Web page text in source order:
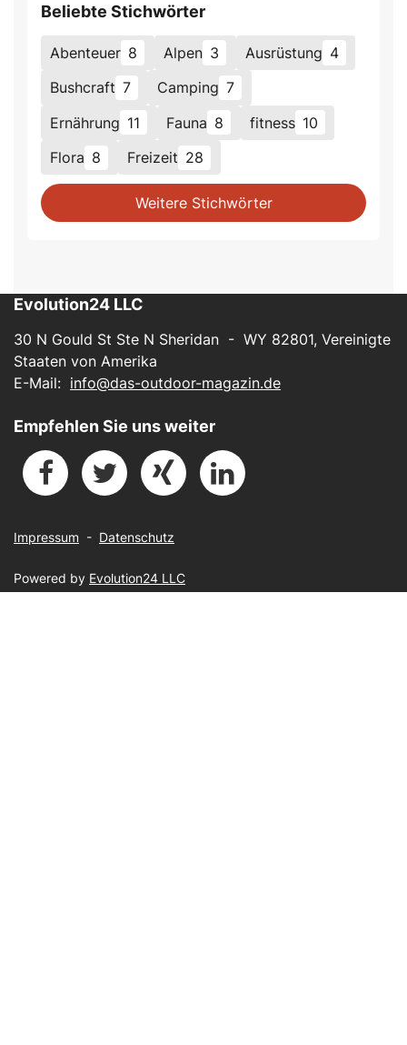
Beliebte Stichwörter
Abenteuer 8 Alpen 3 Ausrüstung 4
Bushcraft 7 Camping 7
Ernährung 11 Fauna 8 fitness 10
Flora 8 Freizeit 28
Weitere Stichwörter
Evolution24 LLC
30 N Gould St Ste N Sheridan - WY 82801, Vereinigte
Staaten von Amerika
E-Mail: info@das-outdoor-magazin.de
Empfehlen Sie uns weiter
Impressum - Datenschutz
Powered by Evolution24 LLC